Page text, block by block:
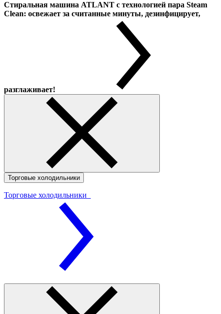
Стиральная машина ATLANT с технологией пара Steam
Clean: освежает за считанные минуты, дезинфицирует,
разглаживает!
Торговые холодильники
Торговые холодильники